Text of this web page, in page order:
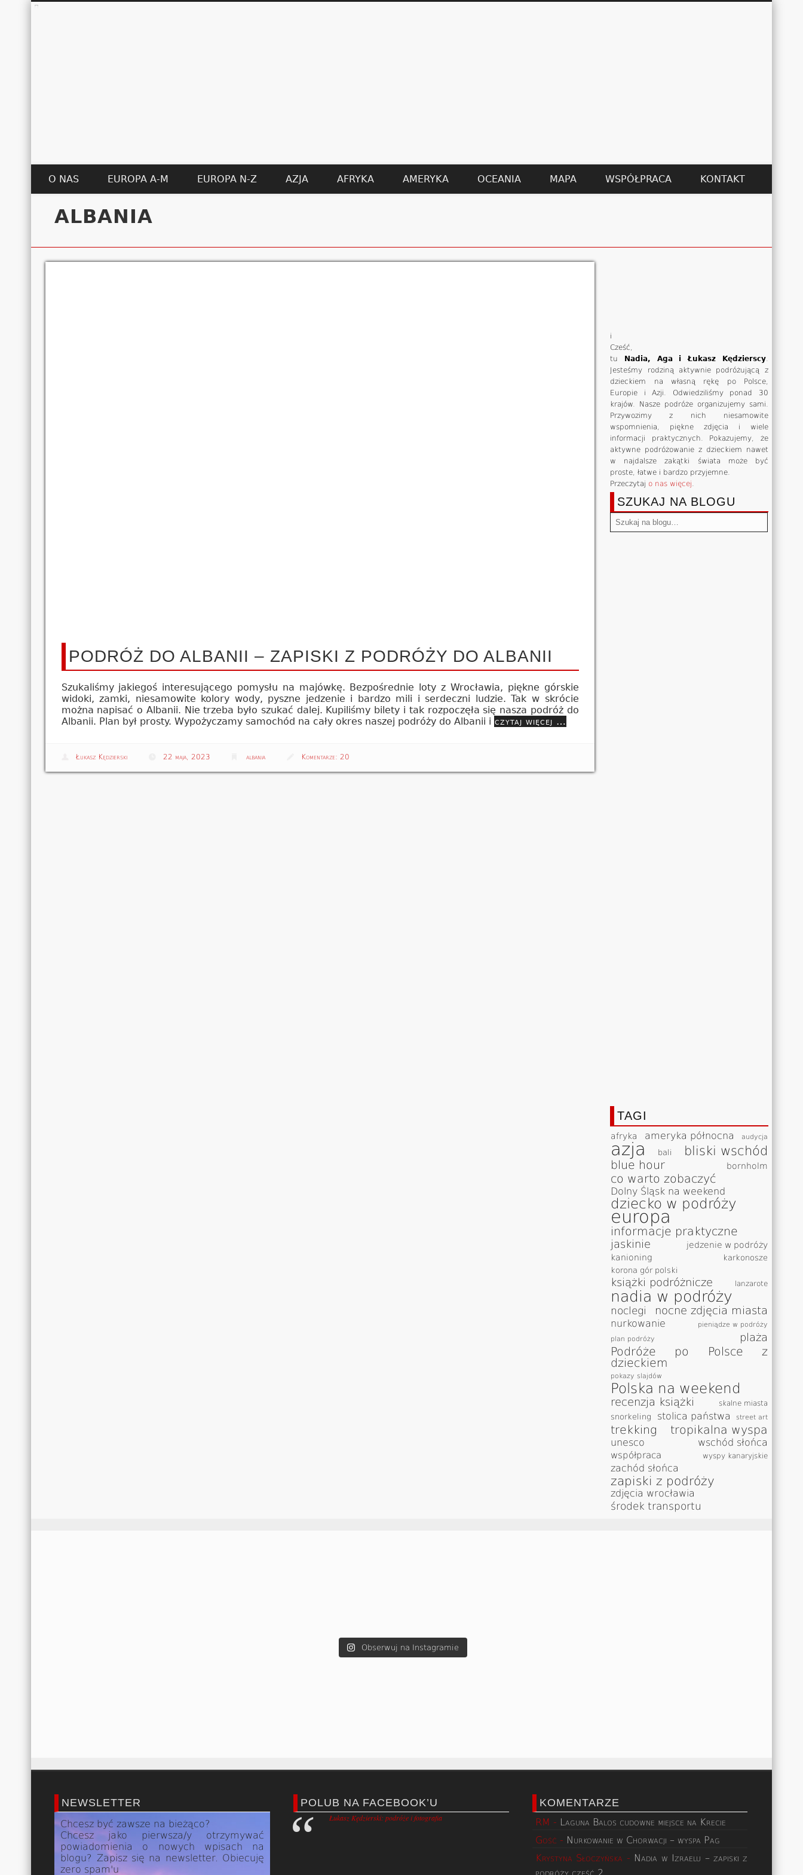
O NAS EUROPA A-M EUROPA N-Z AZJA AFRYKA AMERYKA OCEANIA MAPA WSPÓŁPRACA KONTAKT
ALBANIA
PODRÓŻ DO ALBANII – ZAPISKI Z PODRÓŻY DO ALBANII
Szukaliśmy jakiegoś interesującego pomysłu na majówkę. Bezpośrednie loty z Wrocławia, piękne górskie
widoki, zamki, niesamowite kolory wody, pyszne jedzenie i bardzo mili i serdeczni ludzie. Tak w skrócie
można napisać o Albanii. Nie trzeba było szukać dalej. Kupiliśmy bilety i tak rozpoczęła się nasza podróż do
Albanii. Plan był prosty. Wypożyczamy samochód na cały okres naszej podróży do Albanii i czytaj więcej …
Łukasz Kędzierski 22 maja, 2023 albania Komentarze: 20
i
Cześć,
tu
Nadia, Aga i Łukasz Kędzierscy.
Jesteśmy rodziną aktywnie podróżującą z
dzieckiem na własną rękę po Polsce,
Europie i Azji. Odwiedziliśmy ponad 30
krajów. Nasze podróże organizujemy sami.
Przywozimy z nich niesamowite
wspomnienia, piękne zdjęcia i wiele
informacji praktycznych. Pokazujemy, że
aktywne podróżowanie z dzieckiem nawet
w najdalsze zakątki świata może być
proste, łatwe i bardzo przyjemne.
Przeczytaj o nas więcej.
SZUKAJ NA BLOGU
TAGI
afryka ameryka północna audycja
azja bali bliski wschód
blue hour bornholm
co warto zobaczyć
Dolny Śląsk na weekend
dziecko w podróży
europa
informacje praktyczne
jaskinie
jedzenie w podróży
kanioning
karkonosze
korona gór polski
książki podróżnicze lanzarote
nadia w podróży
noclegi nocne zdjęcia miasta
nurkowanie
pieniądze w podróży
plan podróży
plaża
Podróże po Polsce z
dzieckiem
pokazy slajdów
Polska na weekend
recenzja książki skalne miasta
snorkeling stolica państwa street art
trekking tropikalna wyspa
unesco wschód słońca
współpraca wyspy kanaryjskie
zachód słońca
zapiski z podróży
zdjęcia wrocławia
środek transportu
Obserwuj na Instagramie
NEWSLETTER
Chcesz być zawsze na bieżąco?
Chcesz jako pierwsza/y otrzymywać
powiadomienia o nowych wpisach na
blogu? Zapisz się na newsletter. Obiecuję
zero spam'u
POLUB NA FACEBOOK’U
Łukasz Kędzierski: podróże i fotografia
KOMENTARZE
RM - Laguna Balos cudowne miejsce na Krecie
Gość - Nurkowanie w Chorwacji – wyspa Pag
Krystyna Słoczyńska - Nadia w Izraelu – zapiski z